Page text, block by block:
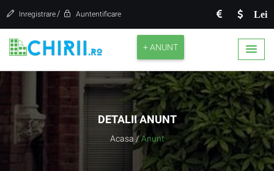
Lei
Inregistrare / Auntentificare
+ ANUNT
DETALII ANUNT
Acasa / Anunt